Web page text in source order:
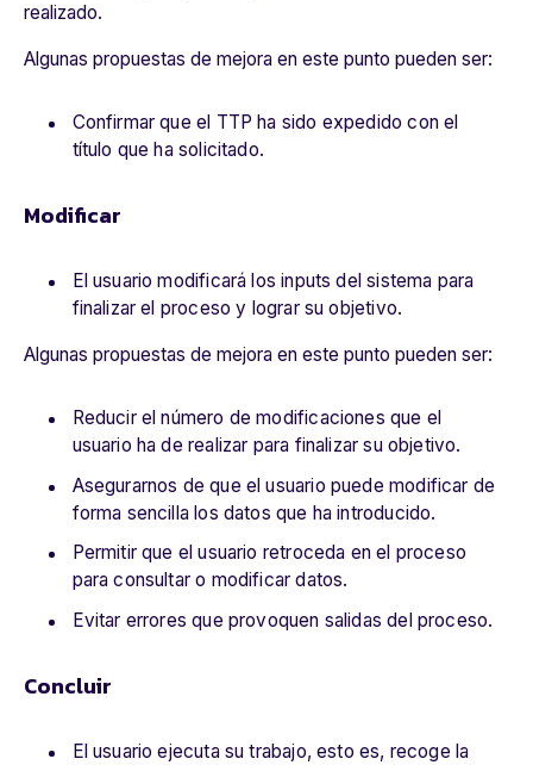
realizado.
Algunas propuestas de mejora en este punto pueden ser:
Confirmar que el TTP ha sido expedido con el
título que ha solicitado.
Modificar
El usuario modificará los inputs del sistema para
finalizar el proceso y lograr su objetivo.
Algunas propuestas de mejora en este punto pueden ser:
Reducir el número de modificaciones que el
usuario ha de realizar para finalizar su objetivo.
Asegurarnos de que el usuario puede modificar de
forma sencilla los datos que ha introducido.
Permitir que el usuario retroceda en el proceso
para consultar o modificar datos.
Evitar errores que provoquen salidas del proceso.
Concluir
El usuario ejecuta su trabajo, esto es, recoge la